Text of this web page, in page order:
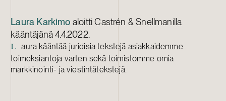
Laura Karkimo aloitti Castrén & Snellmanilla
kääntäjänä 4.4.2022.
L
aura kääntää juridisia tekstejä asiakkaidemme
toimeksiantoja varten sekä toimistomme omia
markkinointi- ja viestintätekstejä.